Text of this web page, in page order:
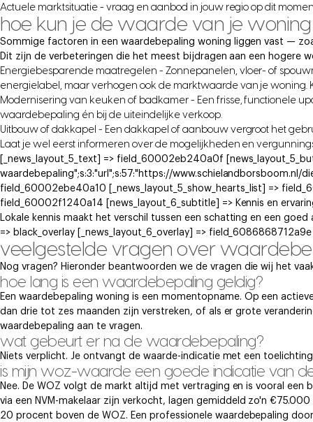
Actuele marktsituatie - vraag en aanbod in jouw regio op dit
hoe kun je de waarde van je
Sommige factoren in een waardebepaling woning liggen vast —
Dit zijn de verbeteringen die het meest bijdragen aan een hogere
Energiebesparende maatregelen - Zonnepanelen, vloer- of
energielabel, maar verhogen ook de marktwaarde van je woning.
Modernisering van keuken of badkamer - Een frisse, functionele
waardebepaling én bij de uiteindelijke verkoop.
Uitbouw of dakkapel - Een dakkapel of aanbouw vergroot het
Laat je wel eerst informeren over de mogelijkheden en
[_news_layout_5_text] => field_60002eb240a0f
waardebepaling";s:3:"url";s:57:"https://www.schielandborsboom.nl/
field_60002ebe40a10 [_news_layout_5_show_hearts_list] =>
field_60002f1240a14 [news_layout_6_subtitle] => Kennis en
Lokale kennis maakt het verschil tussen een schatting en een
=> black_overlay [_news_layout_6_overlay] =>
veelgestelde vragen over
Nog vragen? Hieronder beantwoorden we de vragen die wij het
hoe lang is een waardebepaling geldig?
Een waardebepaling woning is een momentopname. Op een
dan drie tot zes maanden zijn verstreken, of als er grote
waardebepaling aan te vragen.
wat gebeurt er na de waardebepaling?
Niets verplicht. Je ontvangt de waarde-indicatie met een
is mijn woz-waarde een goede indicatie van
Nee. De WOZ volgt de markt altijd met vertraging en is vooral
via een NVM-makelaar zijn verkocht, lagen gemiddeld zo'n
20 procent boven de WOZ. Een professionele waardebepaling